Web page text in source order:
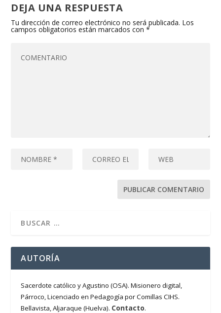
DEJA UNA RESPUESTA
Tu dirección de correo electrónico no será publicada. Los
campos obligatorios están marcados con*
AUTORÍA
Sacerdote católico y Agustino (OSA). Misionero digital,
Párroco, Licenciado en Pedagogía por Comillas CIHS.
Bellavista, Aljaraque (Huelva). Contacto.